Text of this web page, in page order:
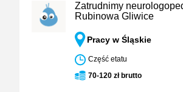
Zatrudnimy
Rubinowa Gliwice
Pracy w Śląskie
Część etatu
70-120 zł brutto